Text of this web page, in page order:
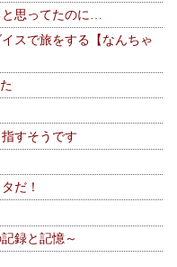
思ってたのに…
スで旅をする【なんちゃ
すそうです
だ！
録と記憶～